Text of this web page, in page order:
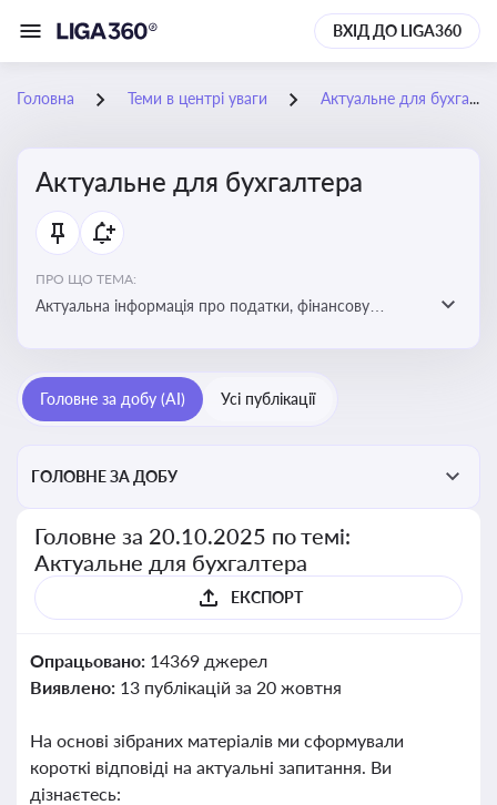
ВХІД ДО LIGA360
Головна Теми в центрі уваги Актуальне для бухгалтера
Актуальне для бухгалтера
ПРО ЩО ТЕМА:
Актуальна інформація про податки, фінансову
підприємств
Головне за добу (AI) Усі публікації
ГОЛОВНЕ ЗА ДОБУ
Головне за 20.10.2025 по темі:
Актуальне для бухгалтера
ЕКСПОРТ
Опрацьовано: 14369 джерел
Виявлено: 13 публікацій за 20 жовтня
На основі зібраних матеріалів ми сформували
короткі відповіді на актуальні запитання. Ви
дізнаєтесь: